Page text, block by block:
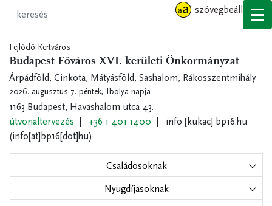
szövegbeállítások
Fejlődő Kertváros
Budapest Főváros XVI. kerületi Önkormányzat
Árpádföld, Cinkota, Mátyásföld, Sashalom, Rákosszentmihály
2026. augusztus 7. péntek, Ibolya napja
1163 Budapest, Havashalom utca 43.
útvonaltervezés
+36 1 401 1400 info [kukac] bp16.hu
(info[at]bp16[dot]hu)
Családosoknak
Nyugdíjasoknak